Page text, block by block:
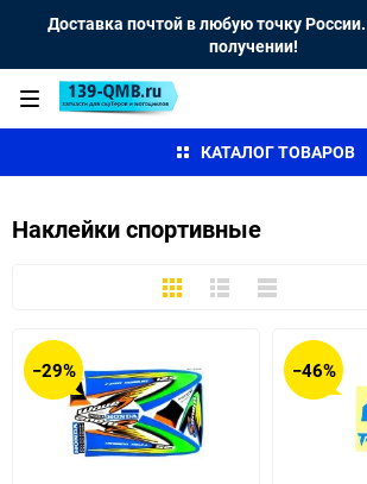
Доставка почтой в любую точку
получении!
КАТАЛОГ ТОВАРОВ
Наклейки спортивные
ПлиткаПодробноКомпактно
−29% −46%